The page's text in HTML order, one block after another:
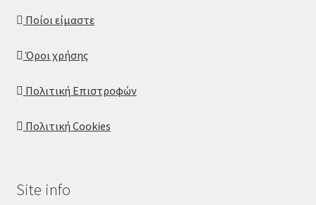
Ποίοι είμαστε
Όροι χρήσης
Πολιτική Επιστροφών
Πολιτική Cookies
Site info